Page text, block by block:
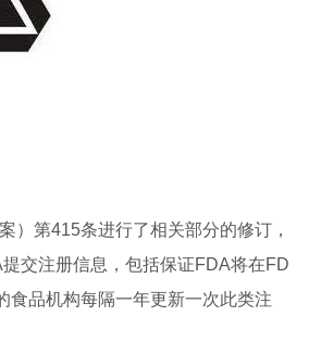
第415条进行了相关部分的修订，
交注册信息，包括保证FDA将在FD
食品机构每隔一年更新一次此类注